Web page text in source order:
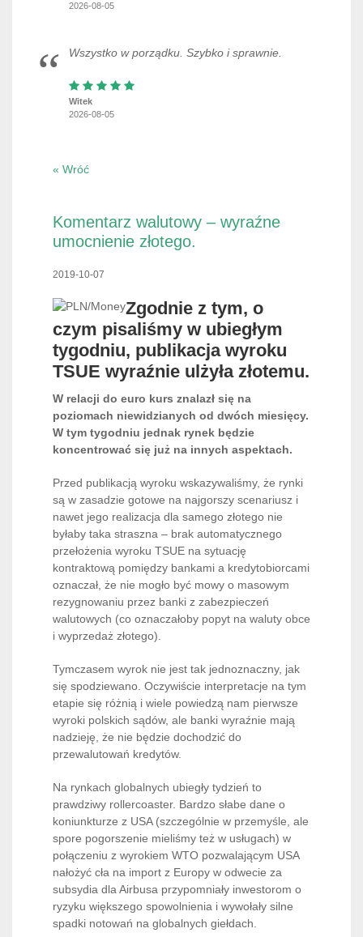
2026-08-05
Wszystko w porządku. Szybko i sprawnie.
Witek
2026-08-05
« Wróć
Komentarz walutowy – wyraźne
umocnienie złotego.
2019-10-07
Zgodnie z tym, o
czym pisaliśmy w ubiegłym
tygodniu, publikacja wyroku
TSUE wyraźnie ulżyła złotemu.
W relacji do euro kurs znalazł się na
poziomach niewidzianych od dwóch miesięcy.
W tym tygodniu jednak rynek będzie
koncentrować się już na innych aspektach.
Przed publikacją wyroku wskazywaliśmy, że rynki
są w zasadzie gotowe na najgorszy scenariusz i
nawet jego realizacja dla samego złotego nie
byłaby taka straszna – brak automatycznego
przełożenia wyroku TSUE na sytuację
kontraktową pomiędzy bankami a kredytobiorcami
oznaczał, że nie mogło być mowy o masowym
rezygnowaniu przez banki z zabezpieczeń
walutowych (co oznaczałoby popyt na waluty obce
i wyprzedaż złotego).
Tymczasem wyrok nie jest tak jednoznaczny, jak
się spodziewano. Oczywiście interpretacje na tym
etapie się różnią i wiele powiedzą nam pierwsze
wyroki polskich sądów, ale banki wyraźnie mają
nadzieję, że nie będzie dochodzić do
przewalutowań kredytów.
Na rynkach globalnych ubiegły tydzień to
prawdziwy rollercoaster. Bardzo słabe dane o
koniunkturze z USA (szczególnie w przemyśle, ale
spore pogorszenie mieliśmy też w usługach) w
połączeniu z wyrokiem WTO pozwalającym USA
nałożyć cła na import z Europy w odwecie za
subsydia dla Airbusa przypomniały inwestorom o
ryzyku większego spowolnienia i wywołały silne
spadki notowań na globalnych giełdach.